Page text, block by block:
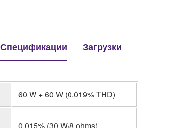
Спецификации Загрузки
60 W + 60 W (0.019% THD)
0.015% (30 W/8 ohms)